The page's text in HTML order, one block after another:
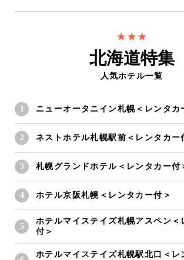
北海道特集
人気ホテル一覧
ニューオータニイン札幌＜レンタカ
ネストホテル札幌駅前＜レンタカー
札幌グランドホテル＜レンタカー付
ホテル京阪札幌＜レンタカー付＞
ホテルマイステイズ札幌アスペン＜
付＞
ホテルマイステイズ札幌駅北口＜レ